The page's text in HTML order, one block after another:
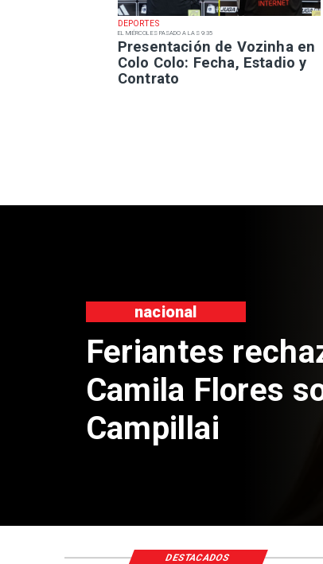
DEPORTES
EL MIÉRCOLES PASADO A LAS 9:35
Presentación de Vozinha en
Colo Colo: Fecha, Estadio y
Contrato
Proyecto
el 17 de
Patrias
nacional
DESTACADOS